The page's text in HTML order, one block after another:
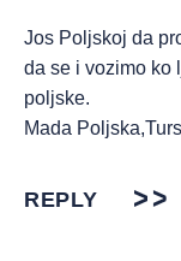
Jos Poljskoj da
da se i vozimo ko
poljske.
Mada
REPLY